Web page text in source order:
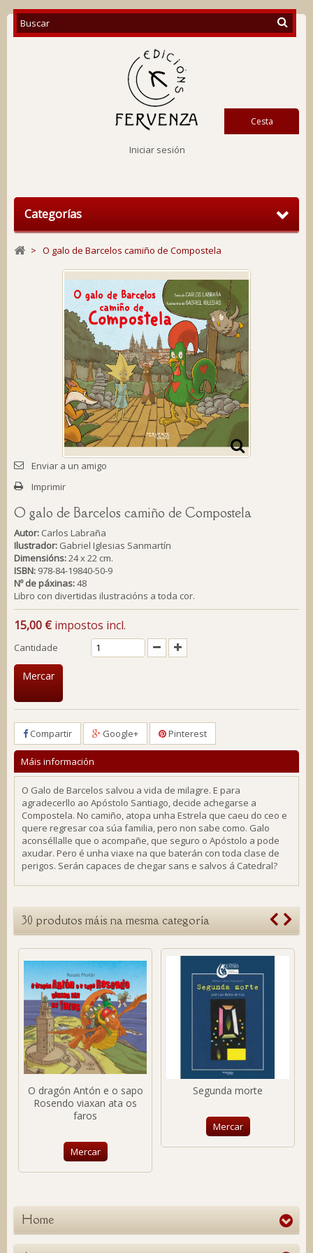
Cesta
Categorías
Iniciar sesión
> O galo de Barcelos camiño de Compostela
Enviar a un amigo
Imprimir
O galo de Barcelos camiño de Compostela
Autor: Carlos Labraña
Ilustrador: Gabriel Iglesias Sanmartín
Dimensións:24 x 22 cm.
ISBN: 978-84-19840-50-9
Nº de páxinas:48
Libro con divertidas ilustracións a toda cor.
15,00 € impostos incl.
Cantidade
Mercar
Compartir Google+ Pinterest
Máis información
O Galo de Barcelos salvou a vida de milagre. E para
agradecerllo ao Apóstolo Santiago, decide achegarse a
Compostela. No camiño, atopa unha Estrela que caeu do ceo e
quere regresar coa súa familia, pero non sabe como. Galo
aconséllalle que o acompañe, que seguro o Apóstolo a pode
axudar. Pero é unha viaxe na que baterán con toda clase de
perigos. Serán capaces de chegar sans e salvos á Catedral?
30 produtos máis na mesma categoría
O dragón Antón e o sapo
Rosendo viaxan ata os
faros
Mercar
Segunda morte
Mercar
Home